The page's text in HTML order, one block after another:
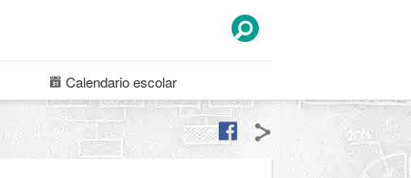
Calendarioescolar